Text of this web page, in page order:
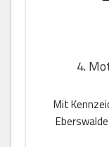
4.
Mit